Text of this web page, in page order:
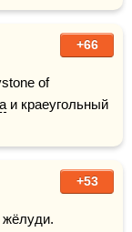
+66
of
и краеугольный
+53
жёлуди.